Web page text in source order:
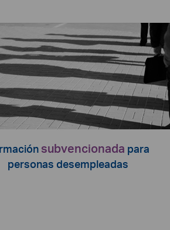
subvencionada para
personas desempleadas